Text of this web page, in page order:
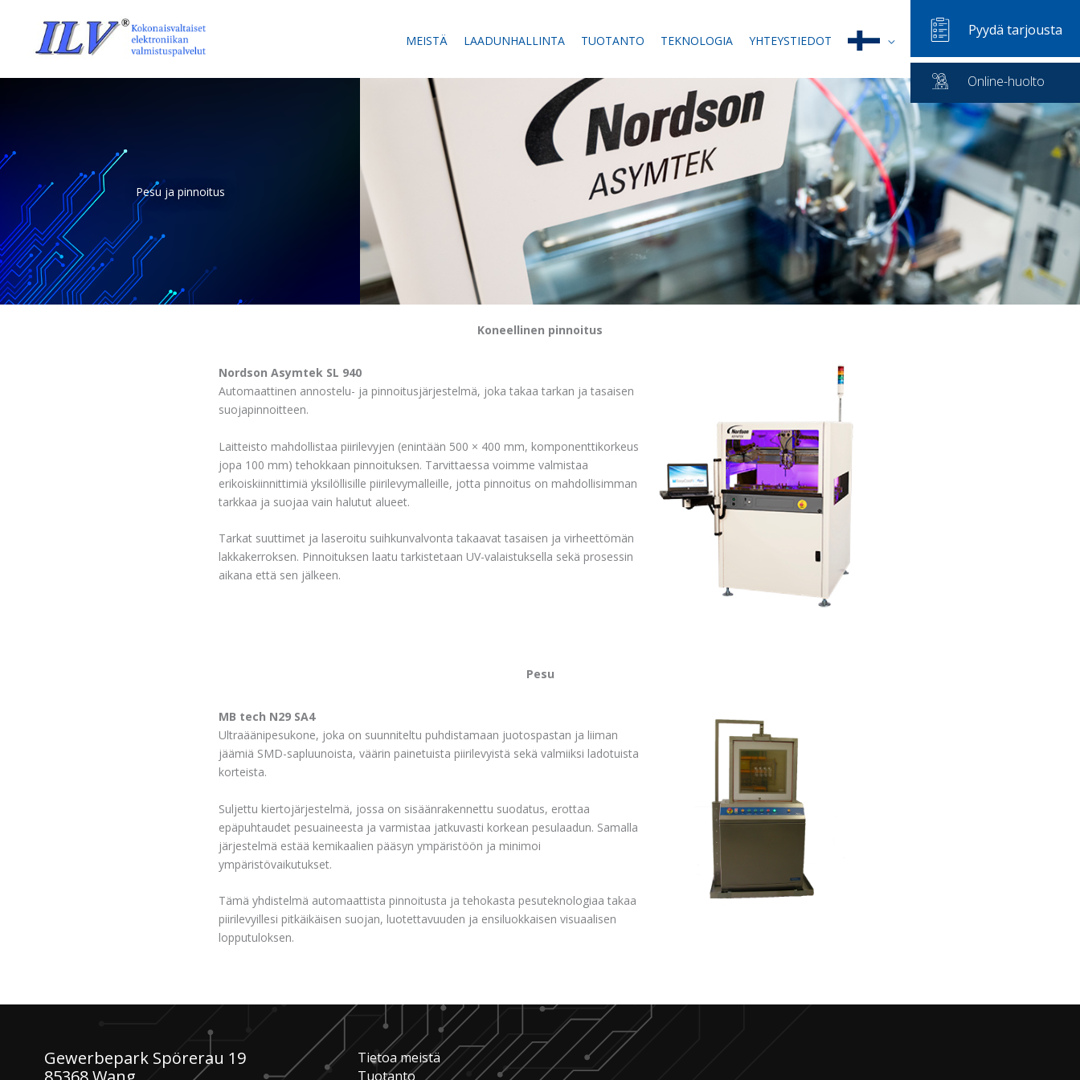
MEISTÄ LAADUNHALLINTA TUOTANTO TEKNOLOGIA YHTEYSTIEDOT
Pyydä tarjousta
Online-huolto
Pesu ja pinnoitus
Koneellinen pinnoitus
Nordson Asymtek SL 940
Automaattinen annostelu- ja pinnoitusjärjestelmä, joka takaa tarkan ja tasaisen
suojapinnoitteen.
Laitteisto mahdollistaa piirilevyjen (enintään 500 × 400 mm, komponenttikorkeus
jopa 100 mm) tehokkaan pinnoituksen. Tarvittaessa voimme valmistaa
erikoiskiinnittimiä yksilöllisille piirilevymalleille, jotta pinnoitus on mahdollisimman
tarkkaa ja suojaa vain halutut alueet.
Tarkat suuttimet ja laseroitu suihkunvalvonta takaavat tasaisen ja virheettömän
lakkakerroksen. Pinnoituksen laatu tarkistetaan UV-valaistuksella sekä prosessin
aikana että sen jälkeen.
Pesu
MB tech N29 SA4
Ultraäänipesukone, joka on suunniteltu puhdistamaan juotospastan ja liiman
jäämiä SMD-sapluunoista, väärin painetuista piirilevyistä sekä valmiiksi ladotuista
korteista.
Suljettu kiertojärjestelmä, jossa on sisäänrakennettu suodatus, erottaa
epäpuhtaudet pesuaineesta ja varmistaa jatkuvasti korkean pesulaadun. Samalla
järjestelmä estää kemikaalien pääsyn ympäristöön ja minimoi
ympäristövaikutukset.
Tämä yhdistelmä automaattista pinnoitusta ja tehokasta pesuteknologiaa takaa
piirilevyillesi pitkäikäisen suojan, luotettavuuden ja ensiluokkaisen visuaalisen
lopputuloksen.
Gewerbepark Spörerau 19
Tietoa meistä
Tuotanto